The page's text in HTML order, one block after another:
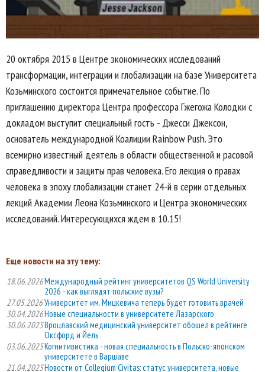
20 октября 2015 в Центре экономических исследований
трансформации, интеграции и глобализации на базе Университета
Козьминского состоится примечательное событие. По
приглашению директора Центра профессора Гжегожа Колодки с
докладом выступит специальный гость - Джесси Джексон,
основатель международной Коалиции Rainbow Push. Это
всемирно известный деятель в области общественной и расовой
справедливости и защиты прав человека. Его лекция о правах
человека в эпоху глобализации станет 24-й в серии отдельных
лекций Академии Леона Козьминского и Центра экономических
исследований. Интересующихся ждем в 10.15!
Еще новости на эту тему:
18.06.2026Международный рейтинг университетов QS World University
2026 - как выглядят польские вузы?
27.05.2026Университет им. Мицкевича теперь будет готовить врачей
30.04.2026Новые специальности в университете Лазарского
30.06.2025Вроцлавский медицинский университет обошел в рейтинге
Оксфорд и Йель
03.06.2025Когнитивистика - новая специальность в Польско-японском
университете в Варшаве
21.04.2025Новости от Collegium Civitas: статус университета, новые